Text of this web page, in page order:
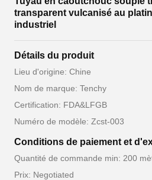
transparent vulcanisé au
industriel
Détails du produit
Lieu d'origine: Chine
Nom de marque: Tenchy
Certification: FDA&LFGB
Numéro de modèle: Zcst-003
Conditions de paiement et
Quantité de commande min: 200
Prix: Negotiated